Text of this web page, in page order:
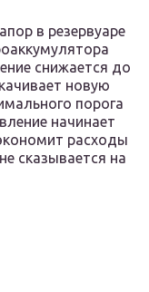
в резервуаре
снижается до
новую
порога
начинает
расходы
сказывается на